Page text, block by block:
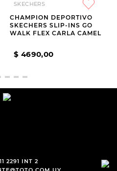
SKECHERS
CHAMPION DEPORTIVO
SKECHERS SLIP-INS GO
WALK FLEX CARLA CAMEL
$ 4690,00
2291 INT 2